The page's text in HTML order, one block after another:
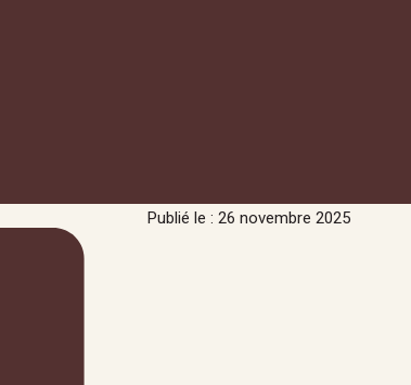
Publié le : 26 novembre 2025